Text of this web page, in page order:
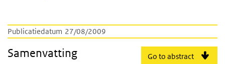
Publicatiedatum 27/08/2009
Go to abstract
Samenvatting